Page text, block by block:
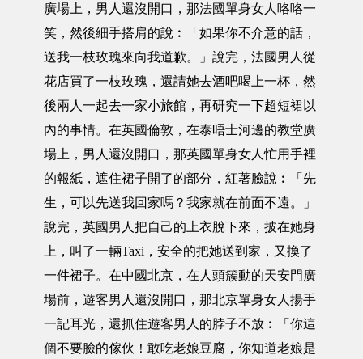
廣場上，男人還沒開口，那法國單身女人咯咯一
笑，然後細手搭肩的說︰「如果你不介意的話，
送我一枝玫瑰來向我道歉。」說完，法國男人從
花店買了一枝玫瑰，還請她去酒吧喝上一杯，然
後兩人一起去一家小旅館，再研究一下超短裙以
內的事情。在英國倫敦，在泰晤士河邊的教堂廣
場上，男人還沒開口，那英國單身女人忙用手裡
的報紙，遮住裙子開了的部分，紅著臉說︰「先
生，可以先送我回家嗎？我家就在前面不遠。」
說完，英國男人把自己的上衣脫下來，披在她身
上，叫了一輛Taxi，安全的把她送到家，又換了
一件裙子。在中國北京，在人頭簇動的天安門廣
場前，遊客男人還沒開口，那北京單身女人揚手
一記耳光，還抓住遊客男人的脖子不放︰「你這
個不要臉的傢伙！敢吃老娘豆腐，你知道老娘是